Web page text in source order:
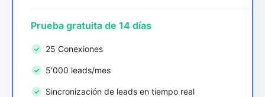
Prueba gratuita de 14 días
25 Conexiones
5'000 leads/mes
Sincronización de leads en tiempo real